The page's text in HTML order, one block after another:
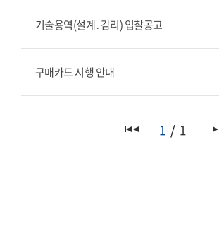
기술용역(설계․감리) 입찰공고
구매카드 시행 안내
1 1